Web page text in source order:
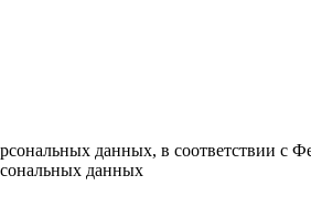
данных, в соответствии
данных